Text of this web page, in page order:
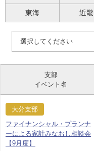
東海 近畿
選択してください
支部
イベント名
大分支部
ファイナンシャル・プランナ
ーによる家計みなおし相談会
【9月度】